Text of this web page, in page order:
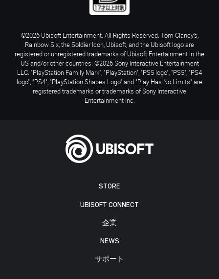
STORE
UBISOFT CONNECT
企業
NEWS
サポート
©2026 Ubisoft Entertainment. All Rights Reserved. Tom Clancy’s,
Rainbow Six, the Soldier Icon, Ubisoft, and the Ubisoft logo are
registered or unregistered trademarks of Ubisoft Entertainment in the
US and/or other countries. ©2026 Sony Interactive Entertainment
LLC. "PlayStation Family Mark", "PlayStation", "PS5 logo", "PS5", "PS4
logo", "PS4", "PlayStation Shapes Logo" and "Play Has No Limits" are
registered trademarks or trademarks of Sony Interactive
Entertainment Inc.